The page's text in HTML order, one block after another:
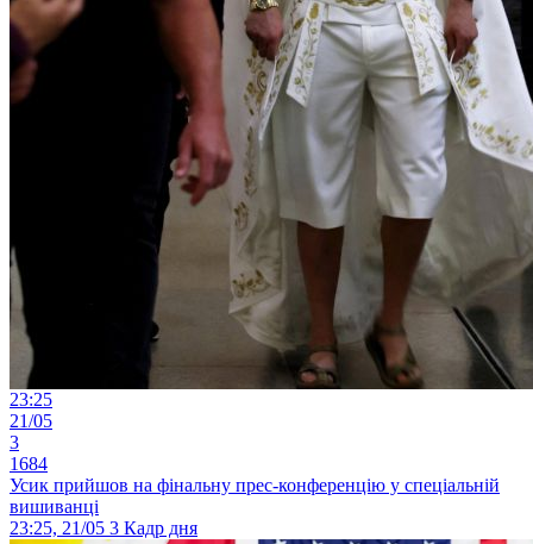
23:25
21/05
3
1684
Усик прийшов на фінальну прес-конференцію у спеціальній
вишиванці
23:25, 21/05 3 Кадр дня